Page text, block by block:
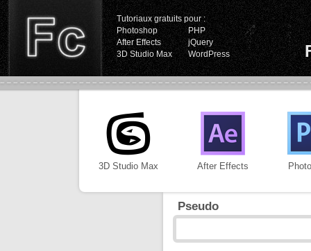
Tutoriaux gratuits pour :
Photoshop
PHP
After Effects
jQuery
3D Studio Max
WordPress
3D Studio Max After Effects
Pseudo